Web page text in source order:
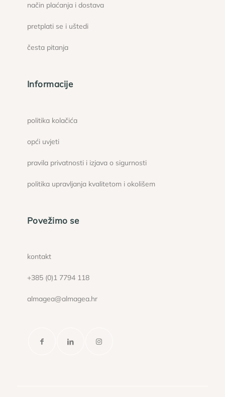
način plaćanja i dostava
pretplati se i uštedi
česta pitanja
Informacije
politika kolačića
opći uvjeti
pravila privatnosti i izjava o sigurnosti
politika upravljanja kvalitetom i okolišem
Povežimo se
kontakt
+385 (0)1 7794 118
almagea@almagea.hr